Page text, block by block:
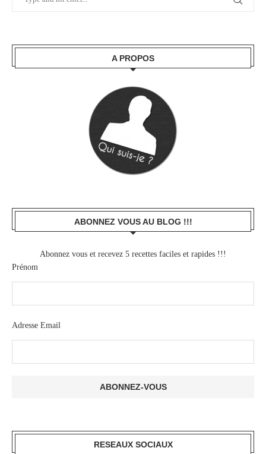
A PROPOS
ABONNEZ VOUS AU BLOG !!!
Abonnez vous et recevez 5 recettes faciles et rapides !!!
Prénom
Adresse Email
RESEAUX SOCIAUX